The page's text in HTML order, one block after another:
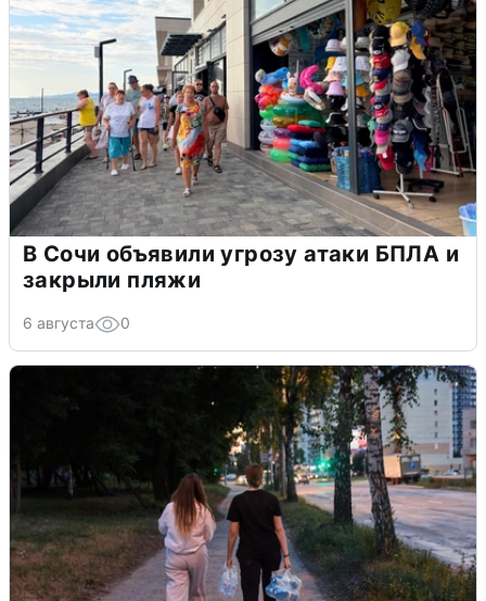
В Сочи объявили угрозу атаки БПЛА и
закрыли пляжи
6 августа 0